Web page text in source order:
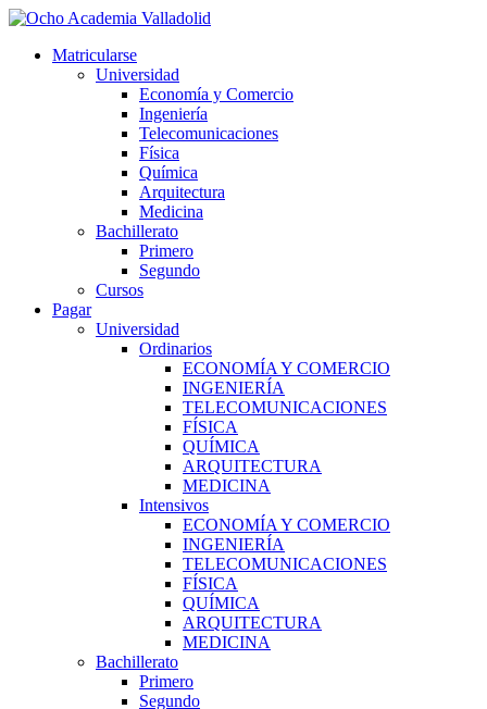
Ir
contenidoMatricularse
Universidad
Economía y Comercio
Ingeniería
Telecomunicaciones
Física
Química
Arquitectura
Medicina
Bachillerato
Primero
Segundo
Cursos
Pagar
Universidad
Ordinarios
ECONOMÍA Y COMERCIO
INGENIERÍA
TELECOMUNICACIONES
FÍSICA
QUÍMICA
ARQUITECTURA
MEDICINA
Intensivos
ECONOMÍA Y COMERCIO
INGENIERÍA
TELECOMUNICACIONES
FÍSICA
QUÍMICA
ARQUITECTURA
MEDICINA
Bachillerato
Primero
Segundo